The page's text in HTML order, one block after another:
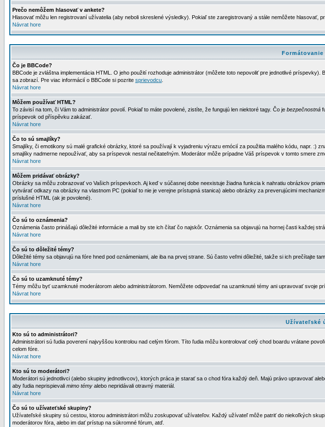
Prečo nemôžem hlasovať v ankete?
Hlasovať môžu len registrovaní užívatelia (aby neboli skreslené výsledky). Pokiaľ ste zaregistrovaný a stále nemôžete hlasovať,
Návrat hore
Čo je BBCode?
BBCode je zvláštna implementácia HTML. O jeho použití rozhoduje administrátor (môžete toto nepovoliť pre jednotlivé
sa zobrazí. Pre viac informácií o BBCode si pozrite sprievodcu
Návrat hore
Môžem používať HTML?
To závisí na tom, či Vám to administrátor povolí. Pokiaľ to máte povolené, zistíte, že fungujú len niektoré tagy. Čo je bezpečnostná
príspevok od příspěvku zakázať.
Návrat hore
Čo to sú smajlíky?
Smajlíky, či emotikony sú malé grafické obrázky, ktoré sa používají k vyjadreniu výrazu emócií za použitia malého kódu, napr.
smajlíky nadmerne nepoužívať, aby sa príspevok nestal nečitateľným. Moderátor môže prípadne Váš príspevok v tomto smere
Návrat hore
Môžem pridávať obrázky?
Obrázky sa môžu zobrazovať vo Vašich príspevkoch. Aj keď v súčasnej dobe neexistuje žiadna funkcia k nahratiu obrázkov
vytvárať odkazy na obrázky na vlastnom PC (pokiaľ to nie je verejne prístupná stanica) alebo obrázky za preverujúcimi
príslušné HTML (ak je povolené).
Návrat hore
Čo sú to oznámenia?
Oznámenia často prinášajú dôležité informácie a mali by ste ich čítať čo najskôr. Oznámenia sa objavujú na hornej časti každej
Návrat hore
Čo sú to dôležité témy?
Dôležité témy sa objavujú na fóre hned pod oznámeniami, ale iba na prvej strane. Sú často veľmi dôležité, takže si ich prečítajte
Návrat hore
Čo sú to uzamknuté témy?
Témy môžu byť uzamknuté moderátorom alebo administrátorom. Nemôžete odpovedať na uzamknuté témy ani upravovať svoje
Návrat hore
Užívateľské
Kto sú to administrátori?
Administrátori sú ľudia poverení najvyššou kontrolou nad celým fórom. Títo ľudia môžu kontrolovať celý chod boardu vrátane
celom fóre.
Návrat hore
Kto sú to moderátori?
Moderátori sú jednotlivci (alebo skupiny jednotlivcov), ktorých práca je starať sa o chod fóra každý deň. Majú právo upravovať
aby ľudia neprispievali mimo témy alebo nepridávali otravný materiál.
Návrat hore
Čo sú to užívateťské skupiny?
Užívateľské skupiny sú cestou, ktorou administrátori môžu zoskupovať užívateľov. Každý užívateľ môže patriť do niekoľkých
moderátorov fóra, alebo im dať prístup na súkromné fórum, atď.